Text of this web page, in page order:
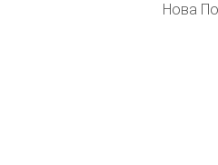
Нова